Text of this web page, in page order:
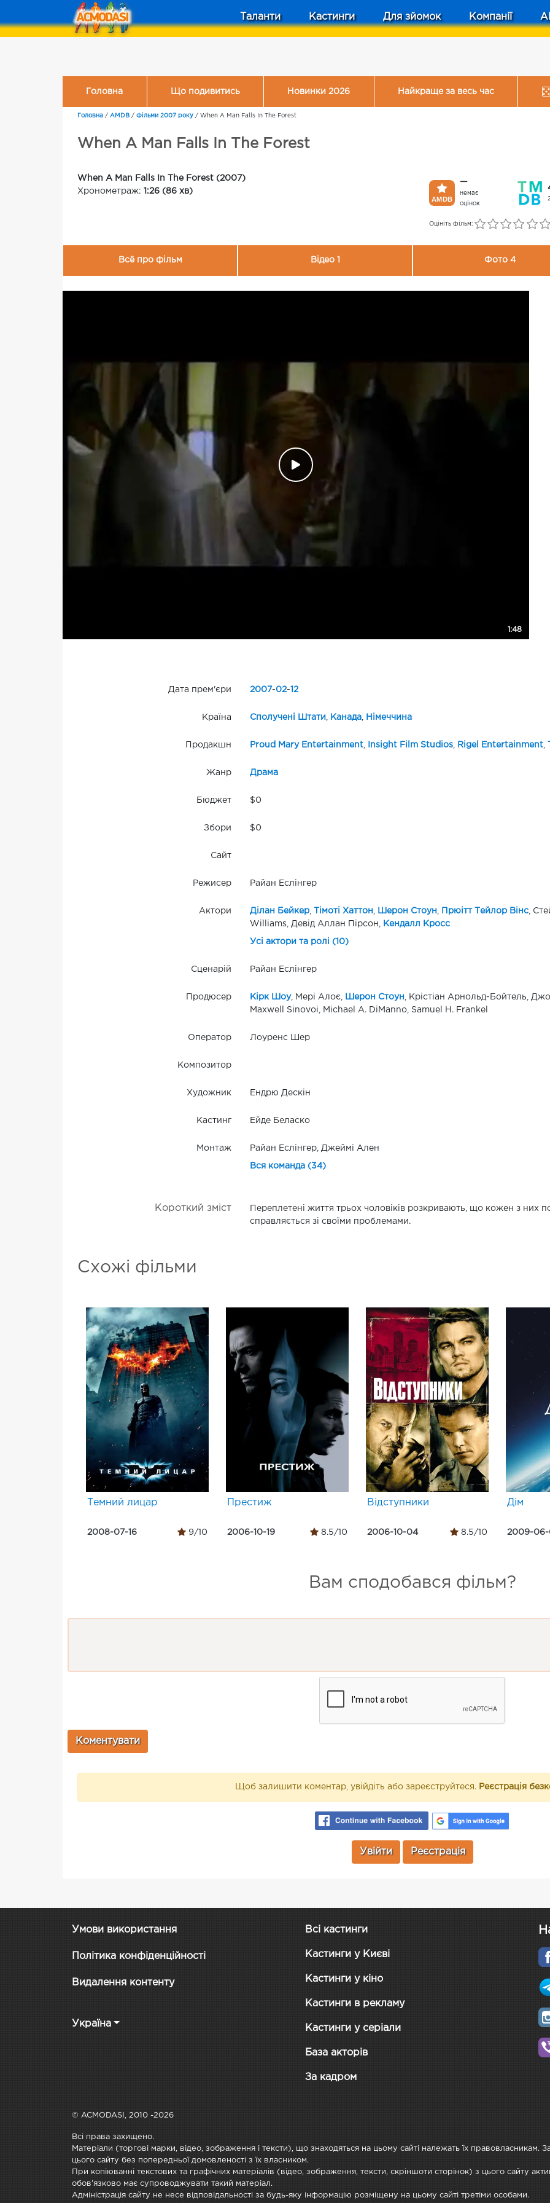
Таланти Кастинги Для зйомок Компанії
Головна Що подивитись Новинки 2026 Найкраще за весь час
Головна / AMDB / Фільми 2007 року / When A Man Falls In The Forest
When A Man Falls In The Forest
When A Man Falls In The Forest (2007)
Хронометраж: 1:26 (86 хв)
—
немає
оцінок
Оцініть фільм:
Всё про фільм Відео 1 Фото 4
1:48
Дата прем'єри 2007-02-12
Країна Сполучені Штати Канада, Німеччина
Продакшн Proud Mary Entertainment, Insight Film Studios, Rigel Entertainment,
Жанр Драма
Бюджет $0
Збори $0
Сайт
Режисер Райан Еслінгер
Актори Ділан Бейкер, Тімоті Хаттон Шерон Стоун Прюітт Тейлор Вінс,
Williams, Девід Аллан Пірсон,
Кендалл Кросс
Усі актори та ролі (10)
Сценарій Райан Еслінгер
Продюсер Кірк Шоу, Мері Алоє, Шерон Стоун , Крістіан Арнольд-Бойтель,
Maxwell Sinovoi, Michael A. DiManno, Samuel H. Frankel
Оператор Лоуренс Шер
Композитор
Художник Ендрю Дескін
Кастинг Ейде Беласко
Монтаж Райан Еслінгер, Джеймі Ален
Вся команда (34)
Короткий зміст
Переплетені життя трьох чоловіків розкривають, що кожен з них
справляється зі своїми проблемами.
Схожі фільми
Темний лицар
2008-07-16 9/10
Престиж
2006-10-19 8.5/10
Відступники
2006-10-04 8.5/10
Дім
2009-06-
Вам сподобався фільм?
Щоб залишити коментар, увійдіть або зареєструйтеся. Реєстрація
Увійти Реєстрація
Умови використання
Політика конфіденційності
Видалення контенту
Україна
Всі кастинги
Кастинги у Києві
Кастинги у кіно
Кастинги в рекламу
Кастинги у серіали
База акторів
За кадром
© ACMODASI, 2010 -2026
Всі права захищено.
Матеріали (торгові марки, відео, зображення і тексти), що знаходяться на цьому сайті належать їх правовласникам.
цього сайту без попередньої домовленості з їх власником.
При копіюванні текстових та графічних матеріалів (відео, зображення, тексти, скріншоти сторінок) з цього сайту
обов'язково має супроводжувати такий матеріал.
Адміністрація сайту не несе відповідальності за будь-яку інформацію розміщену на цьому сайті третіми особами.